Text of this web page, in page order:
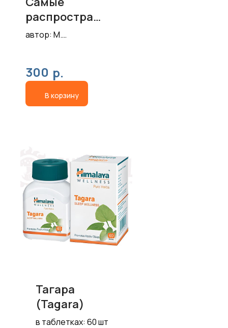
распростране
нные
автор: М.
300 р.
В корзину
Тагара
(Tagara)
в таблетках: 60 шт